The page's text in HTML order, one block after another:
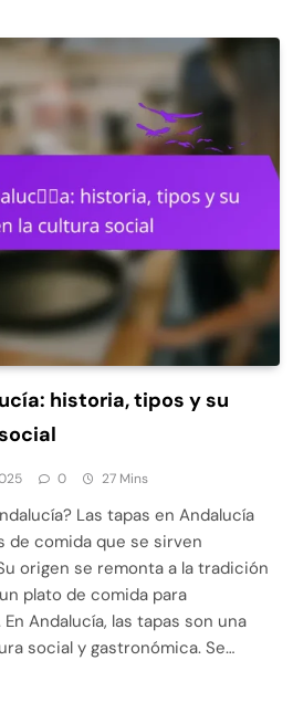
historia, tipos y su
0 27 Mins
Las tapas en Andalucía
de comida que se sirven
origen se remonta a la tradición
plato de comida para
Andalucía, las tapas son una
social y gastronómica. Se…